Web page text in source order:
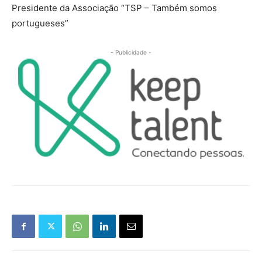
Presidente da Associação “TSP – Também somos
portugueses”
- Publicidade -